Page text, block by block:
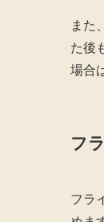
また
た後
場合
フ
フラ